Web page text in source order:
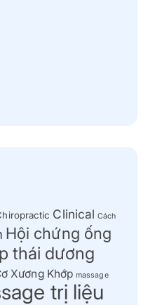
Clinical Cách
Hội chứng ống
thái dương
Xương Khớp massage
trị liệu